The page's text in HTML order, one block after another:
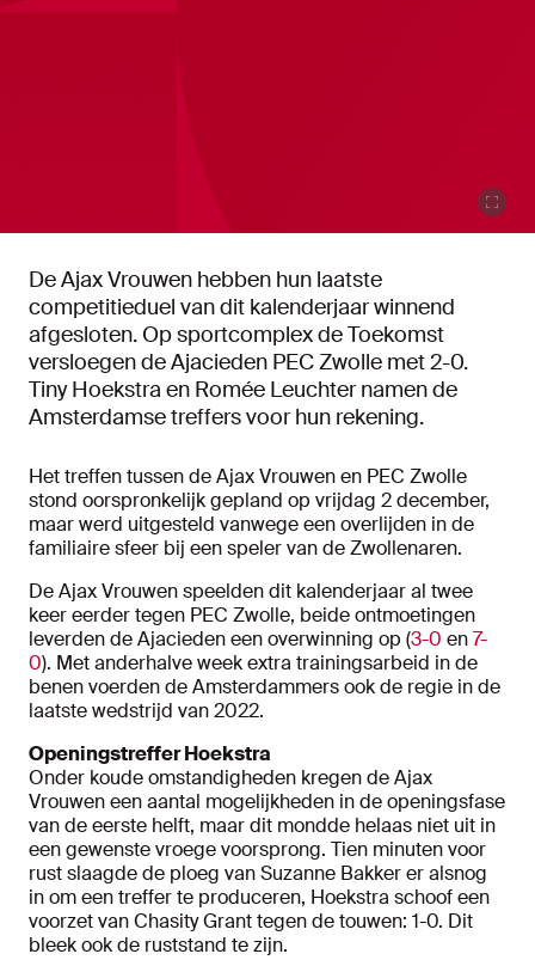
De Ajax Vrouwen hebben hun laatste
competitieduel van dit kalenderjaar winnend
afgesloten. Op sportcomplex de Toekomst
versloegen de Ajacieden PEC Zwolle met 2-0.
Tiny Hoekstra en Romée Leuchter namen de
Amsterdamse treffers voor hun rekening.
Het treffen tussen de Ajax Vrouwen en PEC Zwolle
stond oorspronkelijk gepland op vrijdag 2 december,
maar werd uitgesteld vanwege een overlijden in de
familiaire sfeer bij een speler van de Zwollenaren.
De Ajax Vrouwen speelden dit kalenderjaar al twee
keer eerder tegen PEC Zwolle, beide ontmoetingen
leverden de Ajacieden een overwinning op (3-0 en7-
0). Met anderhalve week extra trainingsarbeid in de
benen voerden de Amsterdammers ook de regie in de
laatste wedstrijd van 2022.
Openingstreffer Hoekstra
Onder koude omstandigheden kregen de Ajax
Vrouwen een aantal mogelijkheden in de openingsfase
van de eerste helft, maar dit mondde helaas niet uit in
een gewenste vroege voorsprong. Tien minuten voor
rust slaagde de ploeg van Suzanne Bakker er alsnog
in om een treffer te produceren, Hoekstra schoof een
voorzet van Chasity Grant tegen de touwen: 1-0. Dit
bleek ook de ruststand te zijn.